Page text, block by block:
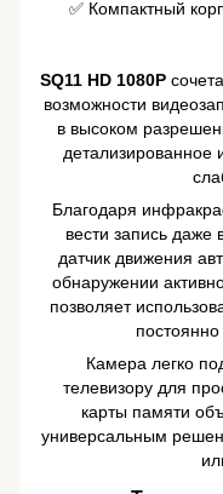
✅ Компактный
SQ11 HD 1080P
возможности
в высоком
детализированное
Благодаря
вести запись даже
датчик движения
обнаружении
позволяет
Камера легко
телевизору для
карты памяти
универсальным